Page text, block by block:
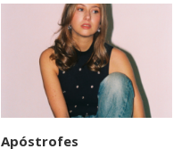
Apóstrofes